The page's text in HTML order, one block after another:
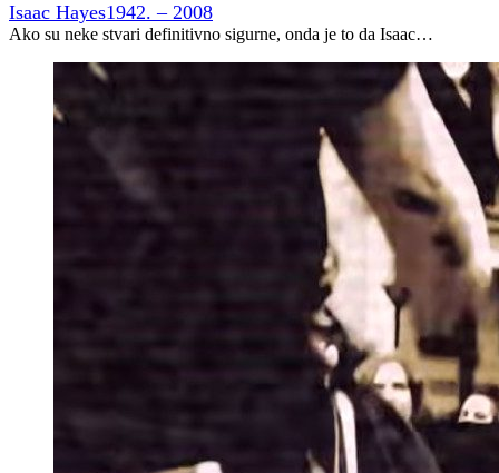
Isaac Hayes1942. – 2008
Ako su neke stvari definitivno sigurne, onda je to da Isaac…